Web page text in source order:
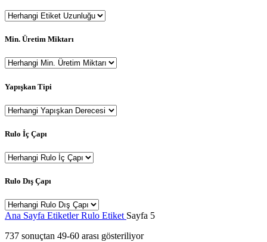
Min. Üretim Miktarı
Yapışkan Tipi
Rulo İç Çapı
Rulo Dış Çapı
Ana Sayfa EtiketlerRulo Etiket Sayfa 5
737 sonuçtan 49-60 arası gösteriliyor